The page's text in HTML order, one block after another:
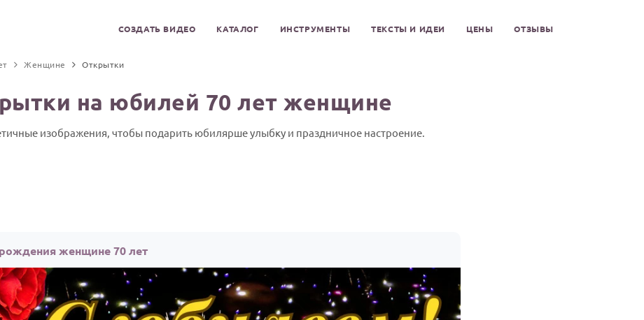
СОЗДАТЬ ВИДЕО КАТАЛОГ ИНСТРУМЕНТЫ ТЕКСТЫ И ИДЕИ ЦЕНЫ ОТЗЫВЫ
Женщине Открытки
на юбилей 70 лет женщине
изображения, чтобы подарить юбилярше улыбку и праздничное настроение.
женщине 70 лет